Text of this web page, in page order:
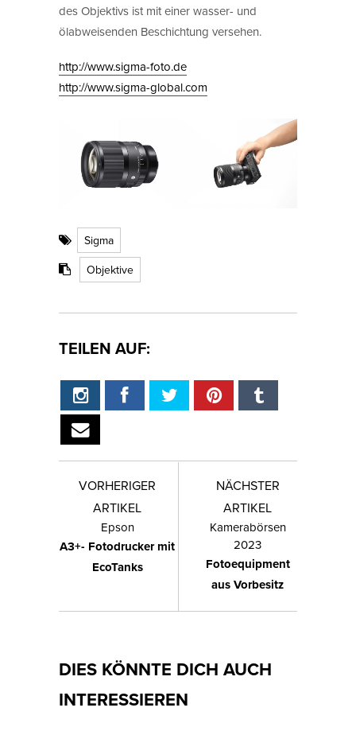
des Objektivs ist mit einer wasser- und
ölabweisenden Beschichtung versehen.
http://www.sigma-foto.de
http://www.sigma-global.com
Sigma
Objektive
TEILEN AUF:
VORHERIGER
ARTIKEL
Epson
A3+- Fotodrucker mit
EcoTanks
NÄCHSTER
ARTIKEL
Kamerabörsen
2023
Fotoequipment
aus Vorbesitz
DIES KÖNNTE DICH AUCH
INTERESSIEREN